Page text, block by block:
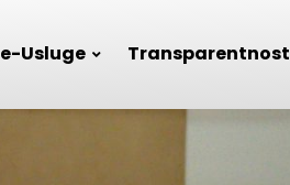
e-Usluge Transparentnost